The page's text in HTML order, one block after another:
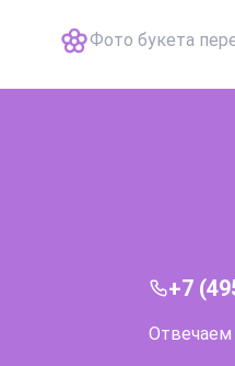
Фото букета
+7
Отвечаем